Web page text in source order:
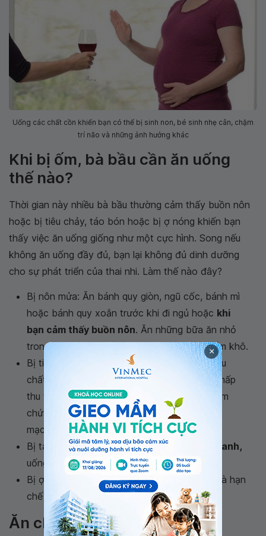
Uống các chất cồn khiến bạn có thể bị sinh non, bé sinh nhẹ cân, chậm
trí não và những ảnh hưởng khác
Khi bị ốm, bà bầu cần ăn uống
thế nào?
Thời gian này nhiều bà bầu thường cảm thấy buồn nôn
hoặc bị tiêu chảy, táo bón hoặc bị ợ nóng khiến bạn
thấy việc ăn uống giống như một cực hình. Song nếu
không ăn uống đầy đủ, bạn lại không đủ dinh dưỡng
cho sự phát triển của thai nhi. Làm thế nào đây?
Bị nôn mửa: Ăn bánh quy giòn, ngũ cốc, bánh mì
hoặc bánh quy xoắn trước khi đi ngủ hoặc khi
bạn cảm thấy buồn nôn. Ăn những bữa ăn nhỏ
trong ngày, hạn chế đồ kích thích, thực phẩm khô.
Bị tiêu chảy: Ăn những thực phẩm chứa nhiều
chất xơ như pectin, kẹo gôm, chúng có thể hấp
thu tăng lượng nước trong cơ thể. Thực phẩm
chứa những chất này là gạo trắng, cháo yến
mạch.
Bị táo bón:Ăn nhiều hoa quả tươi và rau xanh,
uống ít nhất 8 cốc nước trong ngày.
Bị ợ nóng, ợ chua: Uống sữa trước bữa ăn và hạn
chế thực phẩm chứa caffeine.
Ăn chay khi bầu bí
×